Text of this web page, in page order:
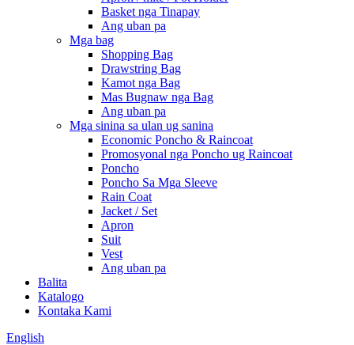
Basket nga Tinapay
Ang uban pa
Mga bag
Shopping Bag
Drawstring Bag
Kamot nga Bag
Mas Bugnaw nga Bag
Ang uban pa
Mga sinina sa ulan ug sanina
Economic Poncho & Raincoat
Promosyonal nga Poncho ug Raincoat
Poncho
Poncho Sa Mga Sleeve
Rain Coat
Jacket / Set
Apron
Suit
Vest
Ang uban pa
Balita
Katalogo
Kontaka Kami
English